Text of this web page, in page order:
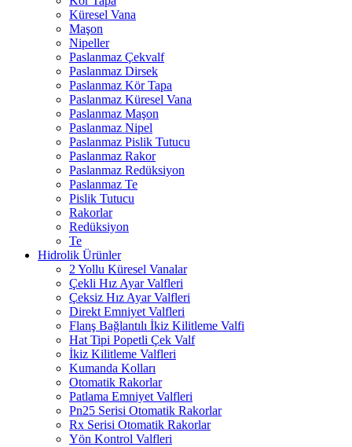
Küresel Vana
Maşon
Nipeller
Paslanmaz Çekvalf
Paslanmaz Dirsek
Paslanmaz Kör Tapa
Paslanmaz Küresel Vana
Paslanmaz Maşon
Paslanmaz Nipel
Paslanmaz Pislik Tutucu
Paslanmaz Rakor
Paslanmaz Redüksiyon
Paslanmaz Te
Pislik Tutucu
Rakorlar
Redüksiyon
Te
Hidrolik Ürünler
2 Yollu Küresel Vanalar
Çekli Hız Ayar Valfleri
Çeksiz Hız Ayar Valfleri
Direkt Emniyet Valfleri
Flanş Bağlantılı İkiz Kilitleme Valfi
Hat Tipi Popetli Çek Valf
İkiz Kilitleme Valfleri
Kumanda Kolları
Otomatik Rakorlar
Patlama Emniyet Valfleri
Pn25 Serisi Otomatik Rakorlar
Rx Serisi Otomatik Rakorlar
Yön Kontrol Valfleri